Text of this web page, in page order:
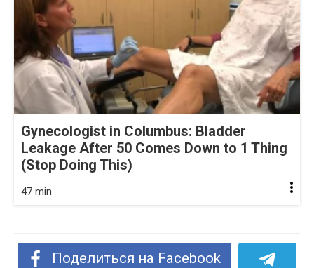
Gynecologist in Columbus: Bladder
Leakage After 50 Comes Down to 1 Thing
(Stop Doing This)
47 min
Поделиться на Facebook